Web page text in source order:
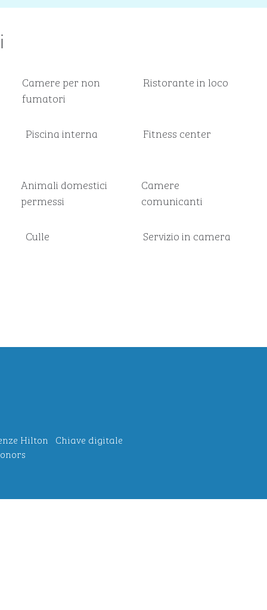
Camere per non
fumatori
Ristorante in loco
Piscina interna Fitness center
Animali domestici
permessi
Camere
comunicanti
Culle Servizio in camera
Hilton Chiave digitale